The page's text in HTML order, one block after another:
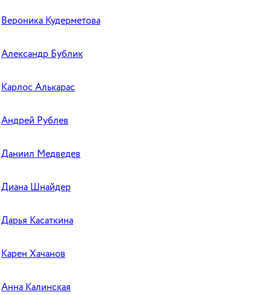
Вероника Кудерметова
Александр Бублик
Карлос Алькарас
Андрей Рублев
Даниил Медведев
Диана Шнайдер
Дарья Касаткина
Карен Хачанов
Анна Калинская